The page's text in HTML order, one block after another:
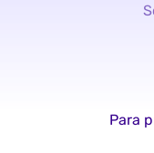
Para